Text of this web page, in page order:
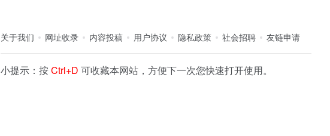
关于我们 网址收录 内容投稿 用户协议 隐私政策 社会招聘 友链申请
小提示：按Ctrl+D可收藏本网站，方便下一次您快速打开使用。